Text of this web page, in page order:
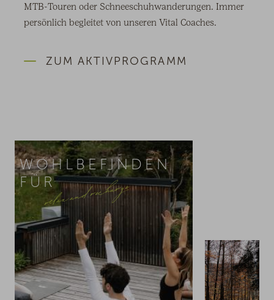
MTB-Touren oder Schneeschuhwanderungen. Immer
persönlich begleitet von unseren Vital Coaches.
ZUM AKTIVPROGRAMM
WOHLBEFINDEN
FÜRrelax and recharge